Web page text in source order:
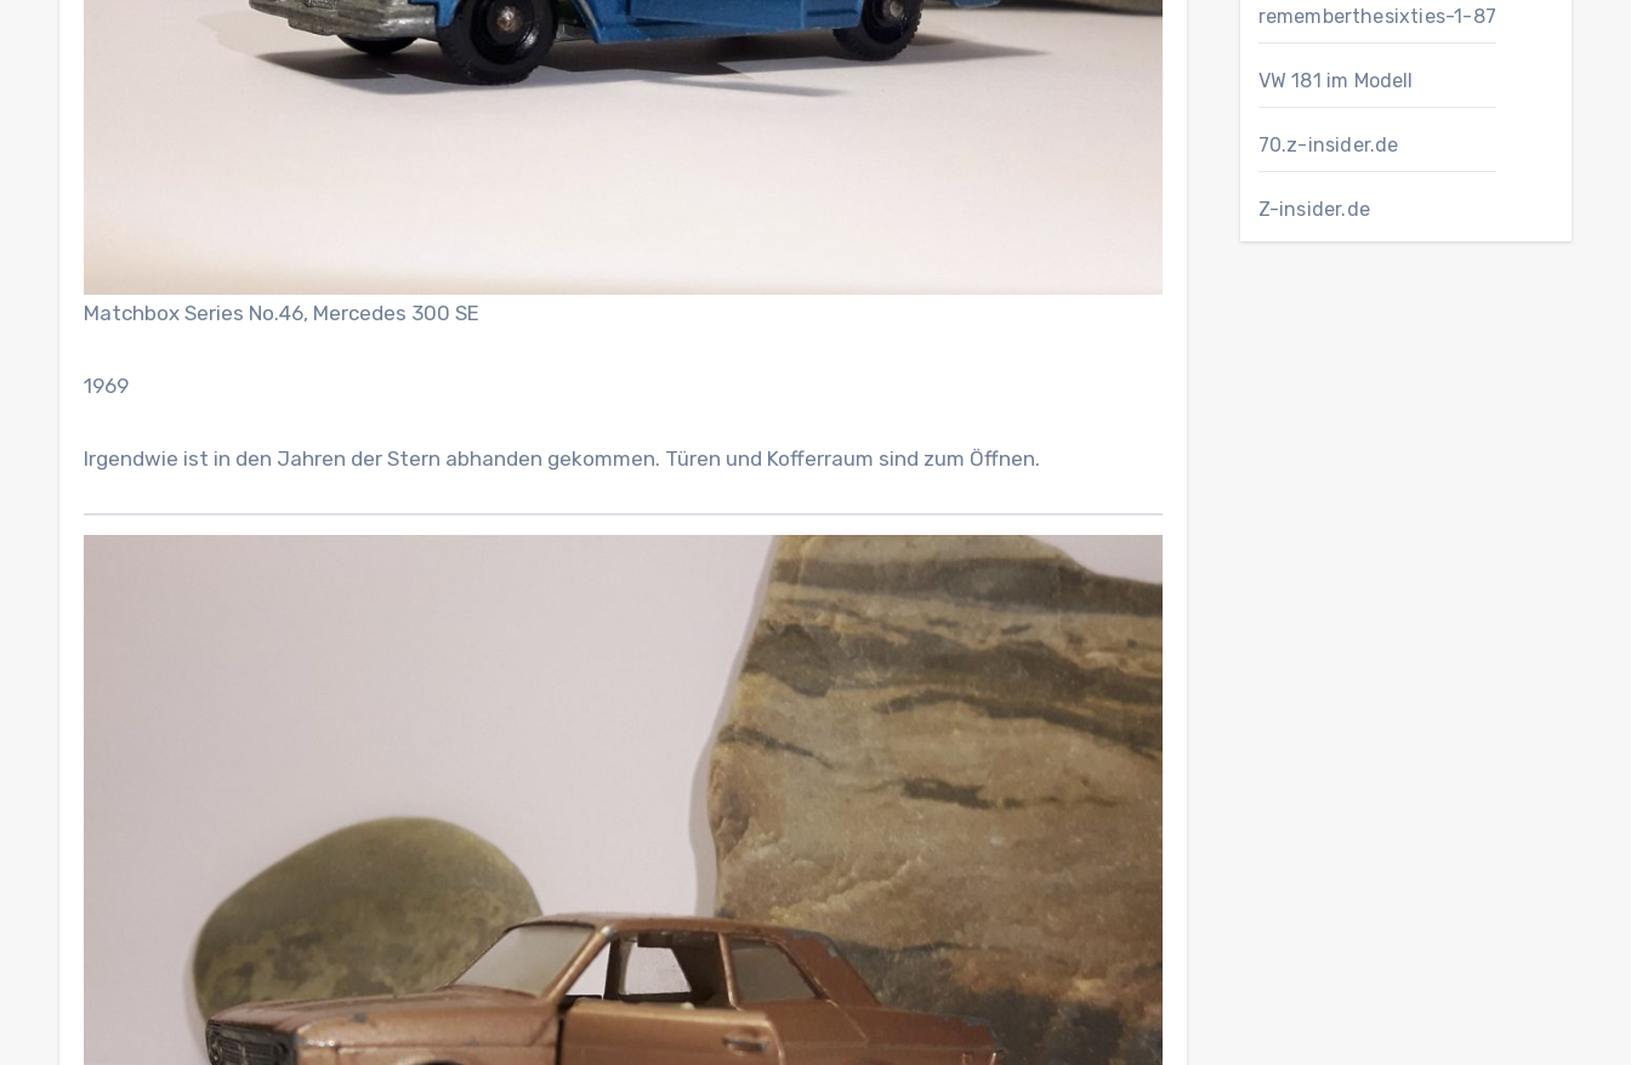
Matchbox Series No.46, Mercedes 300 SE
1969
Irgendwie ist in den Jahren der Stern abhanden gekommen. Türen und Kofferraum sind zum Öffnen.
rememberthesixties-1-87
VW 181 im Modell
70.z-insider.de
Z-insider.de